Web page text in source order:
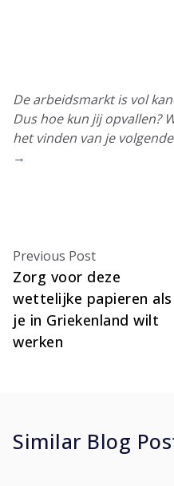
De arbeidsmarkt is vol
Dus hoe kun jij opvallen?
het vinden van je
→
Previous Post
Zorg voor deze
wettelijke papieren als
je in Griekenland wilt
werken
Similar Blog